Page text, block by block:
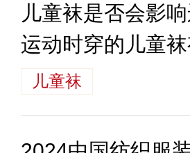
儿童袜是否会影
运动时穿的儿童
儿童袜